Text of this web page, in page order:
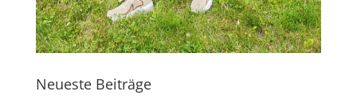
Neueste Beiträge